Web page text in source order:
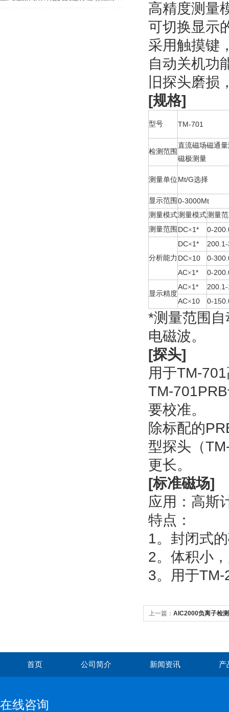
高精度测量
可切换显示
采用触摸键
自动关机功
旧探头磨损
[规格]
型号 TM-701
检测范围
直流磁场磁通
磁极测量
测量单位 Mt/G选择
显示范围 0-3000Mt
测量模式测量模式测量
测量范围 DC×1* 0-
分析能力
DC×1*
DC×10
0-
AC×1* 0-
显示精度
AC×1*
AC×10 0-
*测量范
电磁波。
[探头]
用于TM-
TM-
要校准。
除标配的
型探头（
更长。
[标准磁场]
应用：高斯
特点：
1。封闭式
2。体积小
3。用于
上一篇： AIC2000负离子检
首页 公司简介 新闻资讯 产
在线咨询